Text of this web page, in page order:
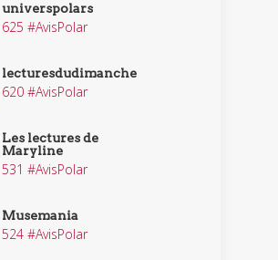
universpolars
625 #AvisPolar
lecturesdudimanche
620 #AvisPolar
Les lectures de
Maryline
531 #AvisPolar
Musemania
524 #AvisPolar